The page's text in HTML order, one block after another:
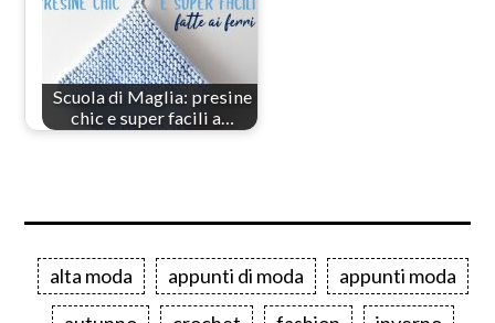
Scuola di Maglia: presine
chic e super facili a…
alta moda appunti di moda
appunti moda